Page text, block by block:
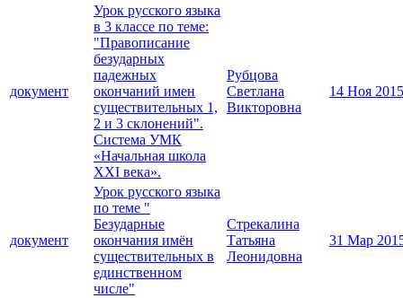
документ
Урок русского языка
в 3 классе по теме:
"Правописание
безударных
падежных
окончаний имен
существительных 1,
2 и 3 склонений".
Система УМК
«Начальная школа
XXI века».
Рубцова
Светлана
Викторовна
14 Ноя 2015
документ
Урок русского языка
по теме "
Безударные
окончания имён
существительных в
единственном
числе"
Стрекалина
Татьяна
Леонидовна
31 Мар